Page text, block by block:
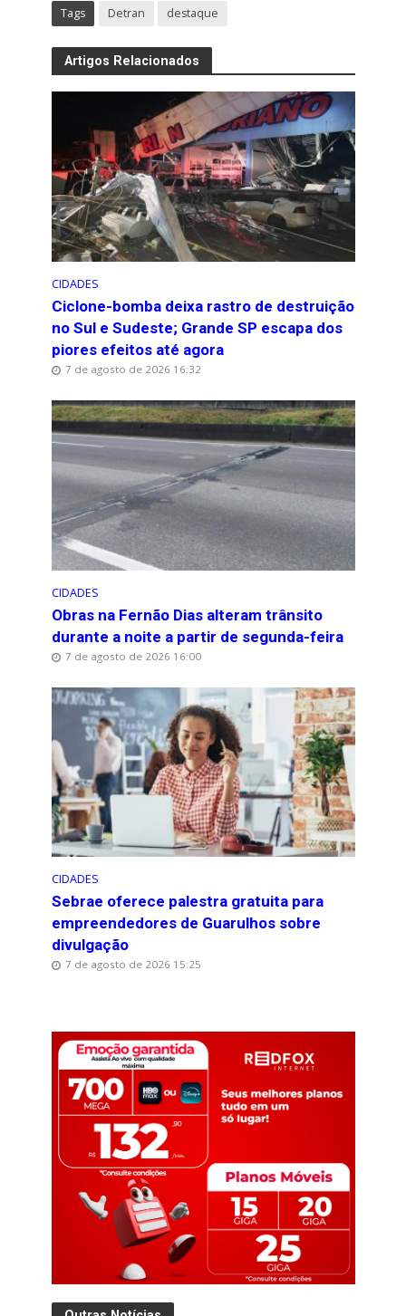
Tags Detran destaque
Artigos Relacionados
CIDADES
Ciclone-bomba deixa rastro de destruição
no Sul e Sudeste; Grande SP escapa dos
piores efeitos até agora
7 de agosto de 2026 16:32
CIDADES
Obras na Fernão Dias alteram trânsito
durante a noite a partir de segunda-feira
7 de agosto de 2026 16:00
CIDADES
Sebrae oferece palestra gratuita para
empreendedores de Guarulhos sobre
divulgação
7 de agosto de 2026 15:25